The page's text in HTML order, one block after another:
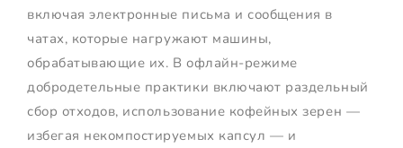
включая электронные письма и сообщения в
чатах, которые нагружают машины,
обрабатывающие их. В офлайн-режиме
добродетельные практики включают раздельный
сбор отходов, использование кофейных зерен —
избегая некомпостируемых капсул — и